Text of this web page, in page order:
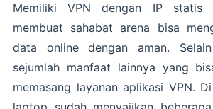
Memiliki VPN dengan IP statis
membuat sahabat arena bisa
data online dengan aman.
sejumlah manfaat lainnya yang
memasang layanan aplikasi VPN.